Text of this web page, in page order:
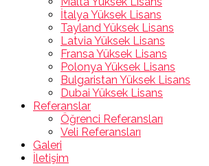
İtalya Yüksek Lisans
Tayland Yüksek Lisans
Latvia Yüksek Lisans
Fransa Yüksek Lisans
Polonya Yüksek Lisans
Bulgaristan Yüksek Lisans
Dubai Yüksek Lisans
Referanslar
Öğrenci Referansları
Veli Referansları
Galeri
İletişim